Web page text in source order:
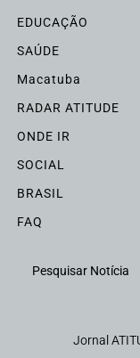
EDUCAÇÃO
SAÚDE
Macatuba
RADAR ATITUDE
ONDE IR
SOCIAL
BRASIL
FAQ
Pesquisar Notícia
Jornal
Termos de
você concorda